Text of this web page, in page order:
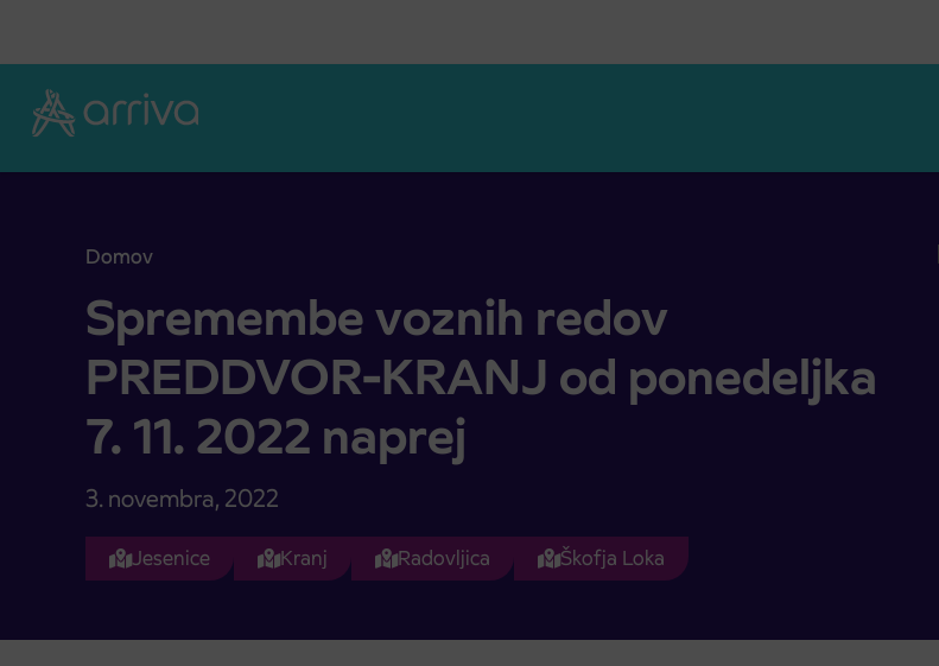
Domov
Spremembe voznih redov PREDDVOR-KRANJ od ponedeljka 7. 11. 2022 naprej
Spremembe voznih redov
PREDDVOR-KRANJ od ponedeljka
7. 11. 2022 naprej
3. novembra, 2022
Jesenice Kranj Radovljica Škofja Loka